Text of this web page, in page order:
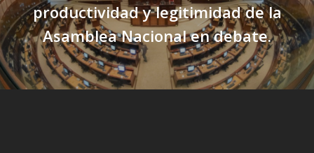
productividad y legitimidad de la
Asamblea Nacional en debate.